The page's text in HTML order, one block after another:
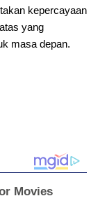
kepercayaan
yang
masa depan.